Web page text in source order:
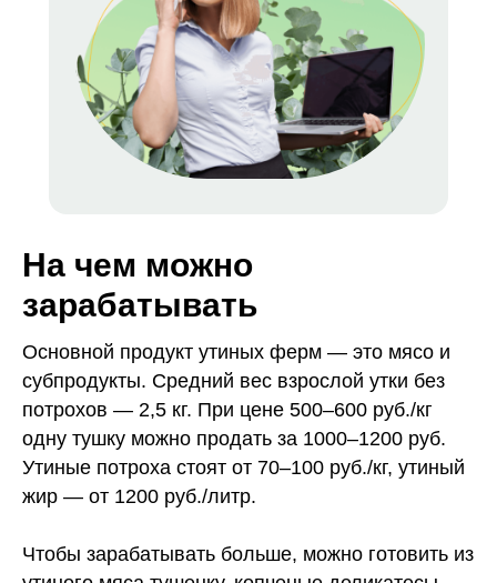
На чем можно
зарабатывать
Основной продукт утиных ферм — это мясо и
субпродукты. Средний вес взрослой утки без
потрохов — 2,5 кг. При цене 500–600 руб./кг
одну тушку можно продать за 1000–1200 руб.
Утиные потроха стоят от 70–100 руб./кг, утиный
жир — от 1200 руб./литр.
Чтобы зарабатывать больше, можно готовить из